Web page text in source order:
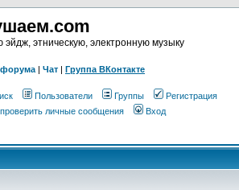
этническую, электронную музыку
| Чат | Группа ВКонтакте
Пользователи Группы
Регистрация
личные сообщения Вход